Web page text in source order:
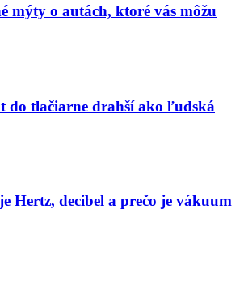
mýty o autách, ktoré vás môžu
do tlačiarne drahší ako ľudská
Hertz, decibel a prečo je vákuum